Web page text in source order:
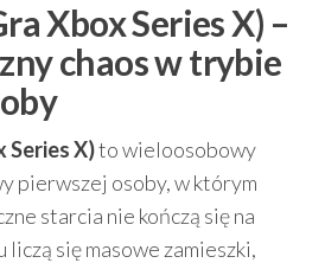
Xbox Series X) –
chaos w trybie
Series X)to wieloosobowy
pierwszej osoby, w którym
starcia nie kończą się na
liczą się masowe zamieszki,